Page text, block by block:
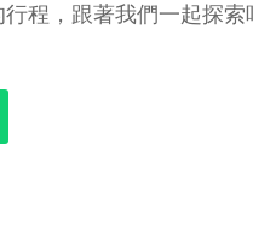
程，跟著我們一起探索